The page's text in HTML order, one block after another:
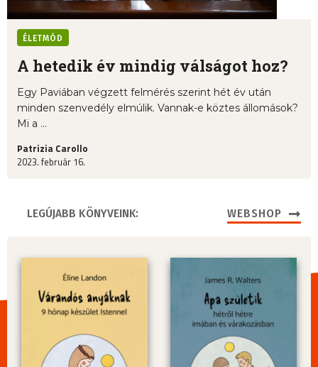
ÉLETMÓD
A hetedik év mindig válságot hoz?
Egy Paviában végzett felmérés szerint hét év után
minden szenvedély elmúlik. Vannak-e köztes állomások?
Mi a ...
Patrizia Carollo
2023. február 16.
LEGÚJABB KÖNYVEINK: WEBSHOP